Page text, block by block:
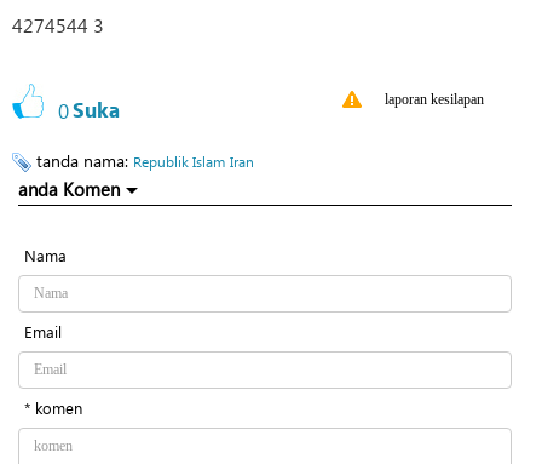
4274544 3
0Suka laporan kesilapan
tanda nama: Republik Islam Iran
anda Komen
Nama
Email
* komen